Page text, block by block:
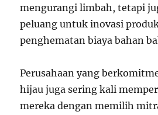
mengurangi limbah, tetapi
peluang untuk inovasi
penghematan biaya bahan
Perusahaan yang
hijau juga sering kali
mereka dengan memilih